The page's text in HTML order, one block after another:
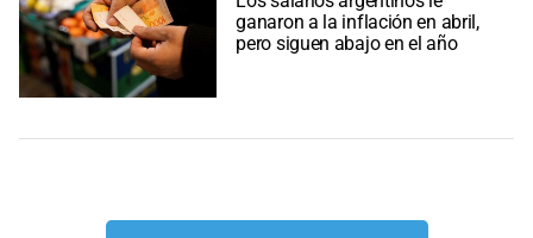
ganaron a la inflación en abril,
pero siguen abajo en el año